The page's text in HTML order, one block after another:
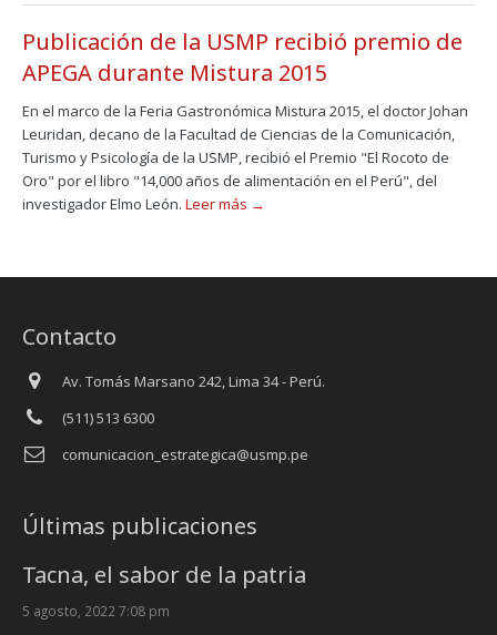
Publicación de la USMP recibió premio de
APEGA durante Mistura 2015
En el marco de la Feria Gastronómica Mistura 2015, el doctor Johan
Leuridan, decano de la Facultad de Ciencias de la Comunicación,
Turismo y Psicología de la USMP, recibió el Premio "El Rocoto de
Oro" por el libro "14,000 años de alimentación en el Perú", del
investigador Elmo León. Leer más →
Contacto
Av. Tomás Marsano 242, Lima 34 - Perú.
(511) 513 6300
comunicacion_estrategica@usmp.pe
Últimas publicaciones
Tacna, el sabor de la patria
5 agosto, 2022 7:08 pm